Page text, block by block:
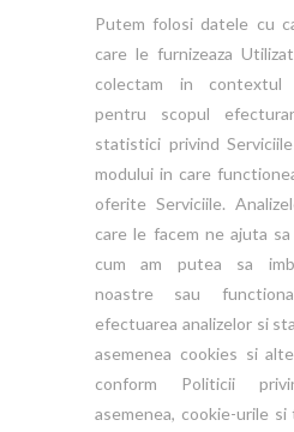
Putem folosi datele cu
care le furnizeaza
colectam in contextul
pentru scopul
statistici privind
modului in care
oferite Serviciile.
care le facem ne ajuta
cum am putea sa
noastre sau
efectuarea analizelor si
asemenea cookies si
conform Politicii
asemenea, cookie-urile